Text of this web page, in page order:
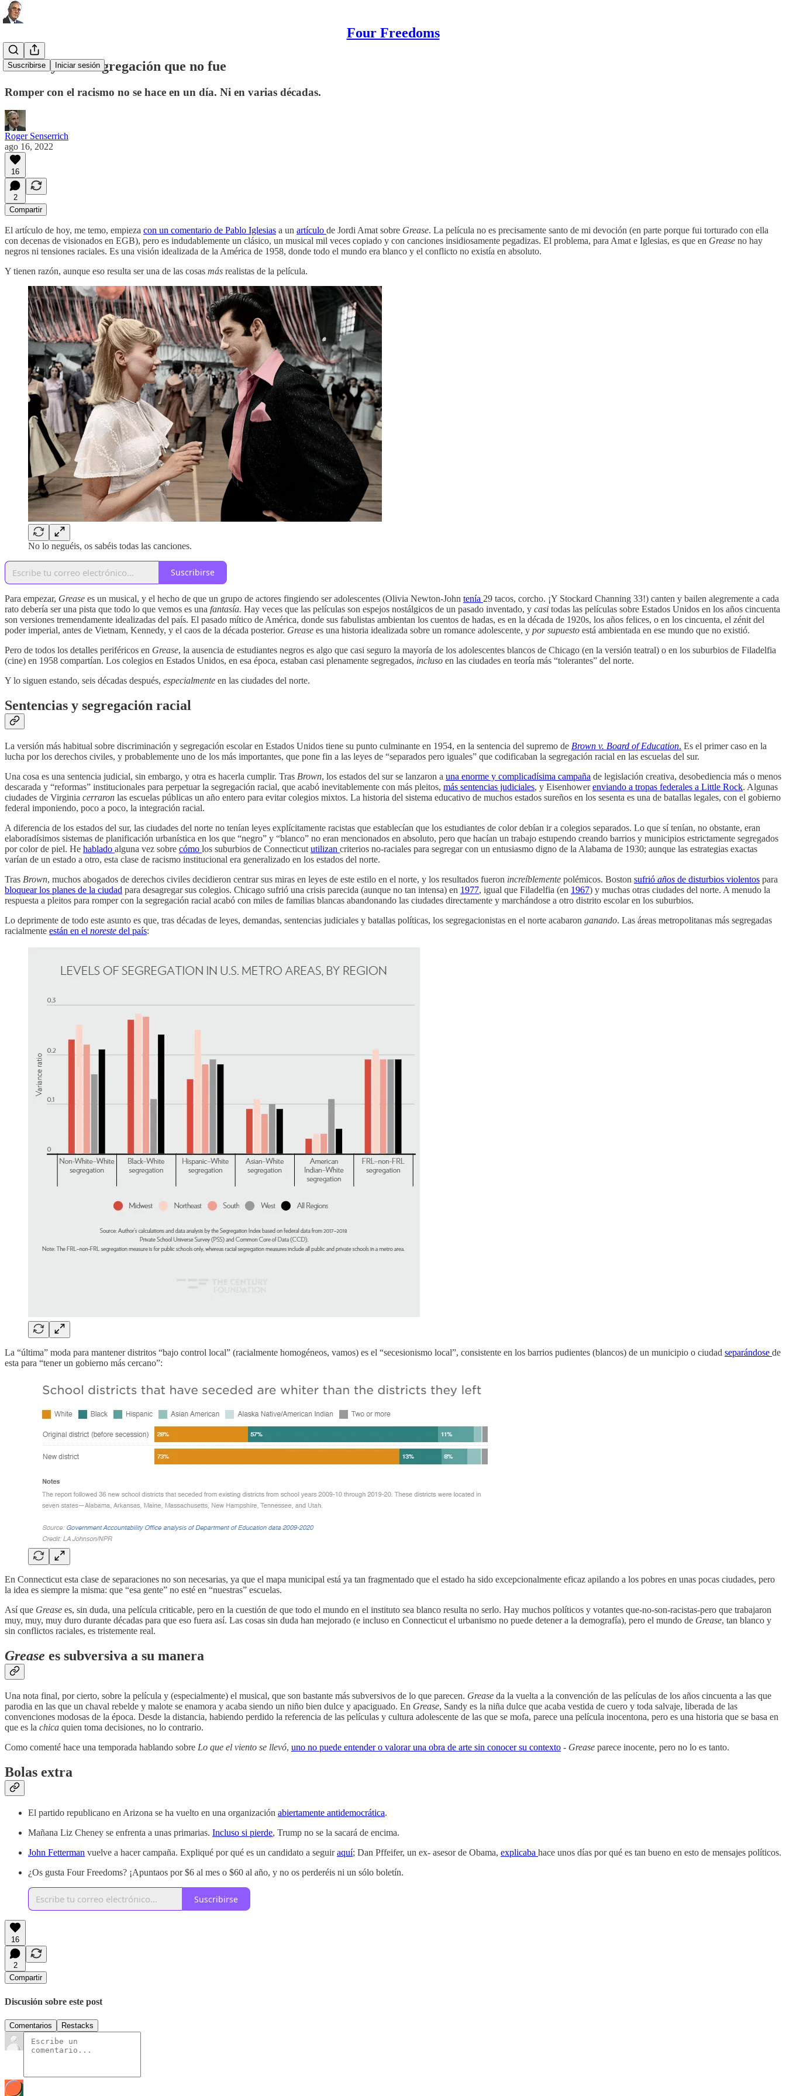
Four Freedoms
Suscribirse Iniciar sesión
Grease y la desegregación que no fue
Romper con el racismo no se hace en un día. Ni en varias décadas.
Roger Senserrich
ago 16, 2022
16
2
Compartir
El artículo de hoy, me temo, empieza con un comentario de Pablo Iglesias a un artículo de Jordi Amat sobre Grease. La película no es precisamente santo de mi devoción (en parte porque fui torturado con ella
con decenas de visionados en EGB), pero es indudablemente un clásico, un musical mil veces copiado y con canciones insidiosamente pegadizas. El problema, para Amat e Iglesias, es que en Grease no hay
negros ni tensiones raciales. Es una visión idealizada de la América de 1958, donde todo el mundo era blanco y el conflicto no existía en absoluto.
Y tienen razón, aunque eso resulta ser una de las cosas más realistas de la película.
No lo neguéis, os sabéis todas las canciones.
Suscribirse
Para empezar, Grease es un musical, y el hecho de que un grupo de actores fingiendo ser adolescentes (Olivia Newton-John tenía 29 tacos, corcho. ¡Y Stockard Channing 33!) canten y bailen alegremente a cada
rato debería ser una pista que todo lo que vemos es una fantasía. Hay veces que las películas son espejos nostálgicos de un pasado inventado, y casi todas las películas sobre Estados Unidos en los años cincuenta
son versiones tremendamente idealizadas del país. El pasado mítico de América, donde sus fabulistas ambientan los cuentos de hadas, es en la década de 1920s, los años felices, o en los cincuenta, el zénit del
poder imperial, antes de Vietnam, Kennedy, y el caos de la década posterior. Grease es una historia idealizada sobre un romance adolescente, y por supuesto está ambientada en ese mundo que no existió.
Pero de todos los detalles periféricos en Grease, la ausencia de estudiantes negros es algo que casi seguro la mayoría de los adolescentes blancos de Chicago (en la versión teatral) o en los suburbios de Filadelfia
(cine) en 1958 compartían. Los colegios en Estados Unidos, en esa época, estaban casi plenamente segregados, incluso en las ciudades en teoría más “tolerantes” del norte.
Y lo siguen estando, seis décadas después, especialmente en las ciudades del norte.
Sentencias y segregación racial
La versión más habitual sobre discriminación y segregación escolar en Estados Unidos tiene su punto culminante en 1954, en la sentencia del supremo de Brown v. Board of Education. Es el primer caso en la
lucha por los derechos civiles, y probablemente uno de los más importantes, que pone fin a las leyes de “separados pero iguales” que codificaban la segregación racial en las escuelas del sur.
Una cosa es una sentencia judicial, sin embargo, y otra es hacerla cumplir. Tras Brown, los estados del sur se lanzaron a una enorme y complicadísima campaña de legislación creativa, desobediencia más o menos
descarada y “reformas” institucionales para perpetuar la segregación racial, que acabó inevitablemente con más pleitos, más sentencias judiciales, y Eisenhowerenviando a tropas federales a Little Rock. Algunas
ciudades de Virginia cerraron las escuelas públicas un año entero para evitar colegios mixtos. La historia del sistema educativo de muchos estados sureños en los sesenta es una de batallas legales, con el gobierno
federal imponiendo, poco a poco, la integración racial.
A diferencia de los estados del sur, las ciudades del norte no tenían leyes explícitamente racistas que establecían que los estudiantes de color debían ir a colegios separados. Lo que sí tenían, no obstante, eran
elaboradísimos sistemas de planificación urbanística en los que “negro” y “blanco” no eran mencionados en absoluto, pero que hacían un trabajo estupendo creando barrios y municipios estrictamente segregados
por color de piel. He hablado alguna vez sobre cómo los suburbios de Connecticut utilizan criterios no-raciales para segregar con un entusiasmo digno de la Alabama de 1930; aunque las estrategias exactas
varían de un estado a otro, esta clase de racismo institucional era generalizado en los estados del norte.
Tras Brown, muchos abogados de derechos civiles decidieron centrar sus miras en leyes de este estilo en el norte, y los resultados fueron increíblemente polémicos. Boston sufrió años de disturbios violentos para
bloquear los planes de la ciudad para desagregar sus colegios. Chicago sufrió una crisis parecida (aunque no tan intensa) en 1977, igual que Filadelfia (en 1967) y muchas otras ciudades del norte. A menudo la
respuesta a pleitos para romper con la segregación racial acabó con miles de familias blancas abandonando las ciudades directamente y marchándose a otro distrito escolar en los suburbios.
Lo deprimente de todo este asunto es que, tras décadas de leyes, demandas, sentencias judiciales y batallas políticas, los segregacionistas en el norte acabaron ganando. Las áreas metropolitanas más segregadas
racialmente están en el noreste del país:
La “última” moda para mantener distritos “bajo control local” (racialmente homogéneos, vamos) es el “secesionismo local”, consistente en los barrios pudientes (blancos) de un municipio o ciudad separándose de
esta para “tener un gobierno más cercano”:
En Connecticut esta clase de separaciones no son necesarias, ya que el mapa municipal está ya tan fragmentado que el estado ha sido excepcionalmente eficaz apilando a los pobres en unas pocas ciudades, pero
la idea es siempre la misma: que “esa gente” no esté en “nuestras” escuelas.
Así que Grease es, sin duda, una película criticable, pero en la cuestión de que todo el mundo en el instituto sea blanco resulta no serlo. Hay muchos políticos y votantes que-no-son-racistas-pero que trabajaron
muy, muy, muy duro durante décadas para que eso fuera así. Las cosas sin duda han mejorado (e incluso en Connecticut el urbanismo no puede detener a la demografía), pero el mundo de Grease, tan blanco y
sin conflictos raciales, es tristemente real.
Grease es subversiva a su manera
Una nota final, por cierto, sobre la película y (especialmente) el musical, que son bastante más subversivos de lo que parecen. Grease da la vuelta a la convención de las películas de los años cincuenta a las que
parodia en las que un chaval rebelde y malote se enamora y acaba siendo un niño bien dulce y apaciguado. En Grease, Sandy es la niña dulce que acaba vestida de cuero y toda salvaje, liberada de las
convenciones modosas de la época. Desde la distancia, habiendo perdido la referencia de las películas y cultura adolescente de las que se mofa, parece una película inocentona, pero es una historia que se basa en
que es la chica quien toma decisiones, no lo contrario.
Como comenté hace una temporada hablando sobre Lo que el viento se llevó, uno no puede entender o valorar una obra de arte sin conocer su contexto - Grease parece inocente, pero no lo es tanto.
Bolas extra
El partido republicano en Arizona se ha vuelto en una organización abiertamente antidemocrática.
Mañana Liz Cheney se enfrenta a unas primarias. Incluso si pierde, Trump no se la sacará de encima.
John Fetterman vuelve a hacer campaña. Expliqué por qué es un candidato a seguiraquí; Dan Pffeifer, un ex- asesor de Obama, explicaba hace unos días por qué es tan bueno en esto de mensajes políticos.
¿Os gusta Four Freedoms? ¡Apuntaos por $6 al mes o $60 al año, y no os perderéis ni un sólo boletín.
Suscribirse
16
2
Compartir
Discusión sobre este post
Comentarios Restacks